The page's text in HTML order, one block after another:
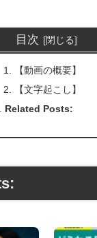
目次
【動画の概要】
【文字起こし】
Related Posts: